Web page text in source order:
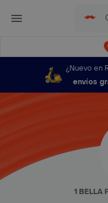
¿Nuevo en
envíos
1 BELLA